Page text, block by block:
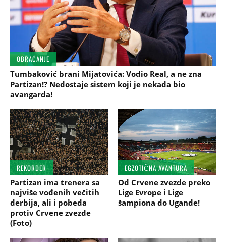
OBRAĆANJE
Tumbaković brani Mijatovića: Vodio Real, a ne zna
Partizan!? Nedostaje sistem koji je nekada bio
avangarda!
REKORDER
Partizan ima trenera sa
najviše vođenih večitih
derbija, ali i pobeda
protiv Crvene zvezde
(Foto)
EGZOTIČNA AVANTURA
Od Crvene zvezde preko
Lige Evrope i Lige
šampiona do Ugande!